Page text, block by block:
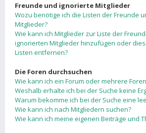
Freunde und ignorierte Mitglieder
Wozu benötige ich die Listen der Freunde
Mitglieder?
Wie kann ich Mitglieder zur Liste der
ignorierten Mitglieder hinzufügen oder
Listen entfernen?
Die Foren durchsuchen
Wie kann ich ein Forum oder mehrere
Weshalb erhalte ich bei der Suche keine
Warum bekomme ich bei der Suche eine
Wie kann ich nach Mitgliedern suchen?
Wie kann ich meine eigenen Beiträge und